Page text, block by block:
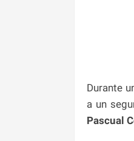
Durante
a un
Pascual